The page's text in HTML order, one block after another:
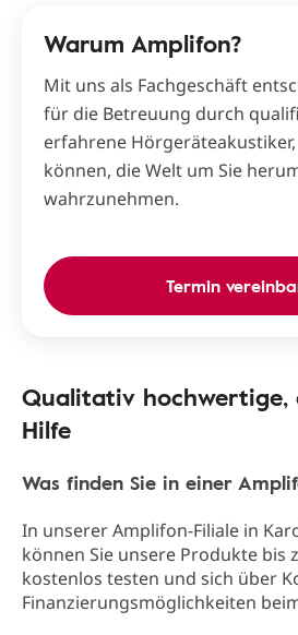
Warum Amplifon?
Mit uns als Fachgeschäft
für die Betreuung durch
erfahrene
können, die Welt um Sie
wahrzunehmen.
Termin
Qualitativ hochwertige,
Hilfe
Was finden Sie in einer
In unserer Amplifon-Filiale in
können Sie unsere Produkte bis
kostenlos testen und sich über
Finanzierungsmöglichkeiten